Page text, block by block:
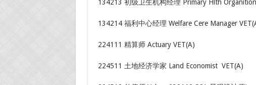
134213 初级卫生机构经理 Primary Hlth
134214 福利中心经理 Welfare Cere Manager
224111 精算师 Actuary VET(A)
224511 土地经济学家 Land Economist VET(A)